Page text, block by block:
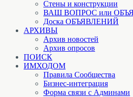
Стены и конструкции
ВАШ ВОПРОС или
Доска ОБЪЯВЛЕНИЙ
АРХИВЫ
Архив новостей
Архив опросов
ПОИСК
ИМХОДОМ
Правила Сообщества
Бизнес-интеграция
Форма связи с Админами